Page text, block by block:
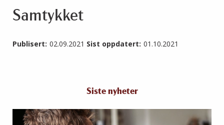
Samtykket
Publisert: 02.09.2021 Sist oppdatert: 01.10.2021
Siste nyheter